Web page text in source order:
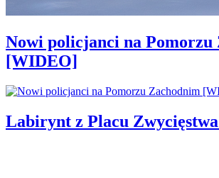
Nowi policjanci na Pomorzu
[WIDEO]
Labirynt z Placu